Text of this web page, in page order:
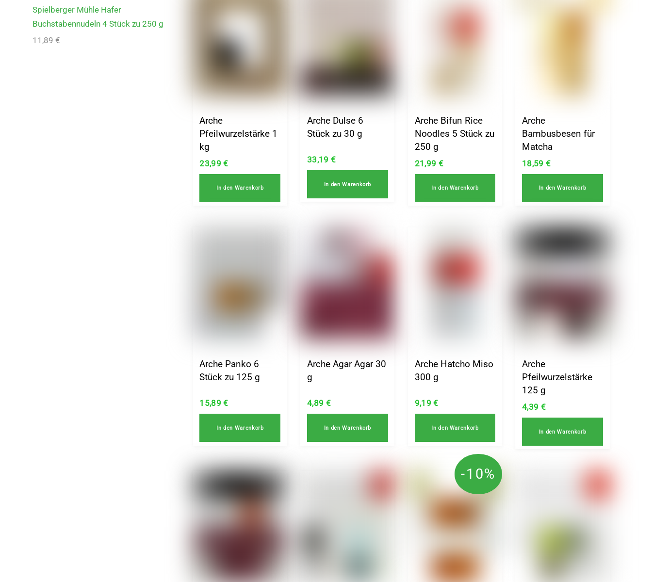
Arche
Pfeilwurzelstärke 1
kg
23,99€
In den Warenkorb
Arche Dulse 6
Stück zu 30 g
33,19 €
In den Warenkorb
Arche Bifun Rice
Noodles 5 Stück zu
250 g
21,99 €
In den Warenkorb
Arche
Bambusbesen für
Matcha
18,59€
In den Warenkorb
Arche Panko 6
Stück zu 125 g
15,89€
In den Warenkorb
Arche Agar Agar 30
g
4,89 €
In den Warenkorb
Arche Hatcho Miso
300 g
9,19€
In den Warenkorb
Arche
Pfeilwurzelstärke
125 g
4,39 €
In den Warenkorb
-10%
Spielberger Mühle Hafer
Buchstabennudeln 4 Stück zu 250 g
11,89€